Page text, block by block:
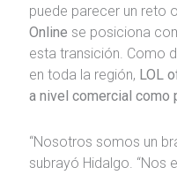
puede parecer un reto
Online se posiciona
esta transición. Como
en toda la región, LOL
a nivel comercial como
“Nosotros somos un
subrayó Hidalgo. “Nos